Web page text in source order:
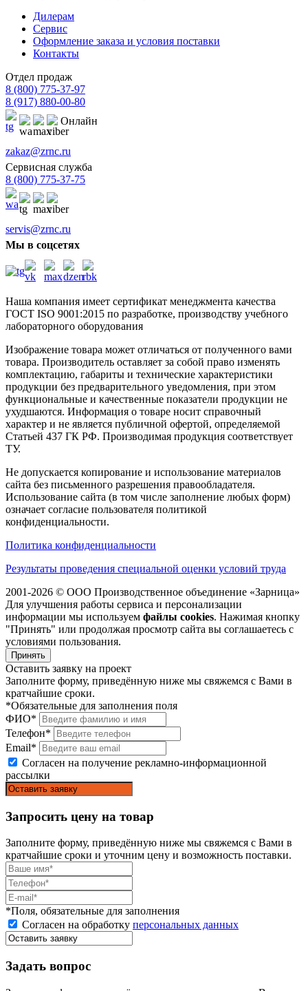
Дилерам
Сервис
Оформление заказа и условия поставки
Контакты
Отдел продаж
8 (800) 775-37-97
8 (917) 880-00-80
Онлайн
zakaz@zrnc.ru
Сервисная служба
8 (800) 775-37-75
servis@zrnc.ru
Мы в соцсетях
Наша компания имеет сертификат менеджмента качества
ГОСТ ISO 9001:2015 по разработке, производству учебного
лабораторного оборудования
Изображение товара может отличаться от полученного вами
товара. Производитель оставляет за собой право изменять
комплектацию, габариты и технические характеристики
продукции без предварительного уведомления, при этом
функциональные и качественные показатели продукции не
ухудшаются. Информация о товаре носит справочный
характер и не является публичной офертой, определяемой
Статьей 437 ГК РФ. Производимая продукция соответствует
ТУ.
Не допускается копирование и использование материалов
сайта без письменного разрешения правообладателя.
Использование сайта (в том числе заполнение любых форм)
означает согласие пользователя политикой
конфиденциальности.
Политика конфиденциальности
Результаты проведения специальной оценки условий труда
2001-2026 © ООО Производственное объединение «Зарница»
Для улучшения работы сервиса и персонализации
информации мы используем файлы cookies. Нажимая кнопку
"Принять" или продолжая просмотр сайта вы соглашаетесь с
условиями пользования.
Принять
Оставить заявку на проект
Заполните форму, приведённую ниже мы свяжемся с Вами в
кратчайшие сроки.
*Обязательные для заполнения поля
ФИО*
Телефон*
Email*
Согласен на получение рекламно-информационной
рассылки
Запросить цену на товар
Заполните форму, приведённую ниже мы свяжемся с Вами в
кратчайшие сроки и уточним цену и возможность поставки.
*Поля, обязательные для заполнения
Согласен на обработку персональных данных
Задать вопрос